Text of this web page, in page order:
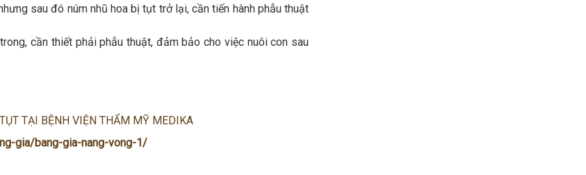
sau đó núm nhũ hoa bị tụt trở lại, cần tiến hành phẫu thuật
cần thiết phải phẫu thuật, đảm bảo cho việc nuôi con sau
TẠI BỆNH VIỆN THẨM MỸ MEDIKA
gia/bang-gia-nang-vong-1/